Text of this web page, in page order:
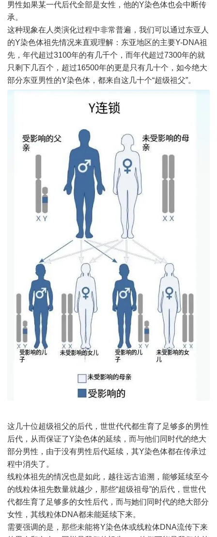
男性如果某一代后代全部是女性，他的Y染色体也会中断传
承。
这种现象在人类演化过程中非常普遍，我们可以通过东亚人
的Y染色体祖先情况来直观理解：东亚地区的主要Y-DNA祖
先，年代超过3100年的有几千个，而年代超过7300年的就
只剩下几百个，超过16500年的更是只有几十个，如今绝大
部分东亚男性的Y染色体，都来自这几十个“超级祖父”。
这几十位超级祖父的后代，世世代代都生育了足够多的男性
后代，从而保证了Y染色体的延续，而与他们同时代的绝大
部分男性，由于没有男性后代延续，其Y染色体都在传承过
程中消失了。
线粒体祖先的情况也是如此，越往远古追溯，能够延续至今
的线粒体祖先数量就越少，那些“超级祖母”的后代，世世代
代都生育了足够多的女性后代，而与她们同时代的绝大部分
女性，其线粒体DNA都未能延续下来。
需要强调的是，那些未能将Y染色体或线粒体DNA流传下来